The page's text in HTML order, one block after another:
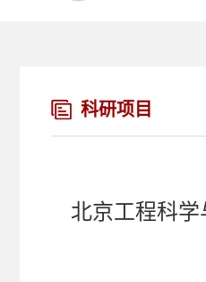
科研项目
北京工程科